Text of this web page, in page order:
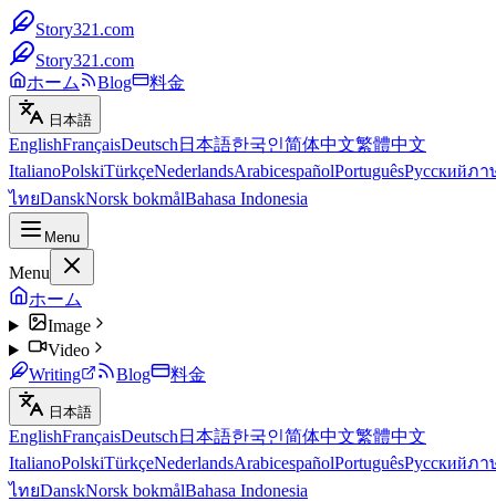
Story321.com
Story321.com
ホーム
Blog 料金
日本語
EnglishFrançaisDeutsch 日本語한국인简体中文繁體中文
ItalianoPolskiTürkçeNederlandsArabicespañolPortuguêsРусскийภา
ไทยDanskNorsk bokmålBahasa Indonesia
Menu
Menu
ホーム
Image
Video
Writing
Blog 料金
日本語
EnglishFrançaisDeutsch 日本語한국인简体中文繁體中文
ItalianoPolskiTürkçeNederlandsArabicespañolPortuguêsРусскийภา
ไทยDanskNorsk bokmålBahasa Indonesia